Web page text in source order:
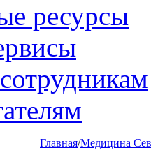
ресурсы
Главная/Медицина